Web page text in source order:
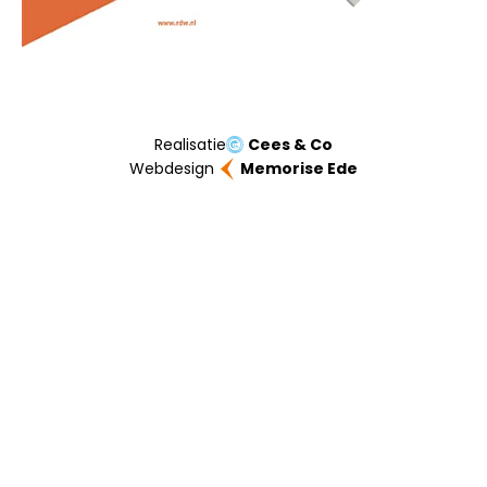
Realisatie
Cees & Co
Webdesign
Memorise Ede